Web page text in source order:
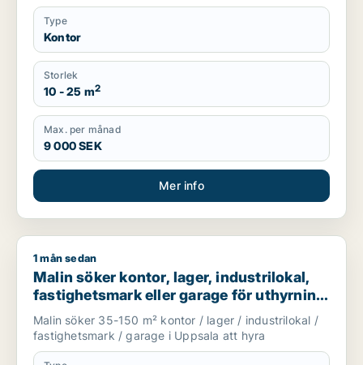
Type
Kontor
Storlek
10 - 25 m2
Max. per månad
9 000 SEK
Mer info
Malin söker kontor, lager, industrilokal, fastighetsmark eller
1 mån sedan
Malin söker kontor, lager, industrilokal,
fastighetsmark eller garage för uthyrning
i Uppsala
Malin söker 35-150 m² kontor / lager / industrilokal /
fastighetsmark / garage i Uppsala att hyra